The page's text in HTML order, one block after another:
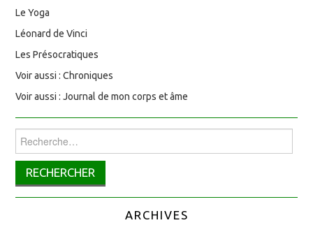
Le Yoga
Léonard de Vinci
Les Présocratiques
Voir aussi : Chroniques
Voir aussi : Journal de mon corps et âme
Rechercher :
ARCHIVES